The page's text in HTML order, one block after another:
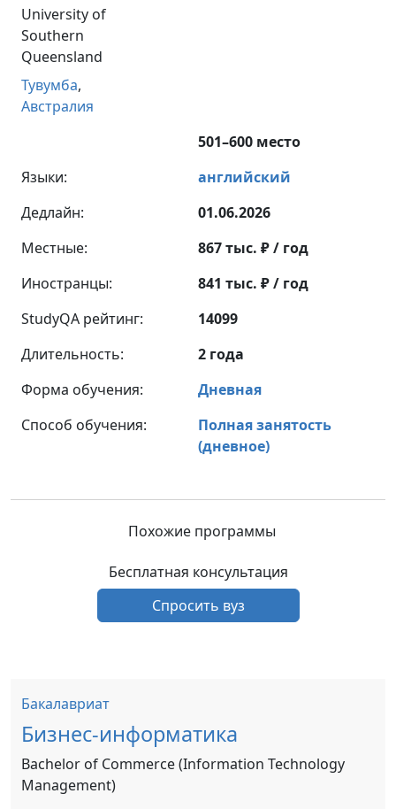
University of
Southern
Queensland
Тувумба,
Австралия
501–600 место
Языки:
английский
Дедлайн:
01.06.2026
Местные:
867 тыс. ₽ / год
Иностранцы:
841 тыс. ₽ / год
StudyQA рейтинг:
14099
Длительность:
2 года
Форма обучения:
Дневная
Способ обучения:
Полная занятость
(дневное)
Похожие программы
Бесплатная консультация
Спросить вуз
Бакалавриат
Бизнес-информатика
Bachelor of Commerce (Information Technology
Management)